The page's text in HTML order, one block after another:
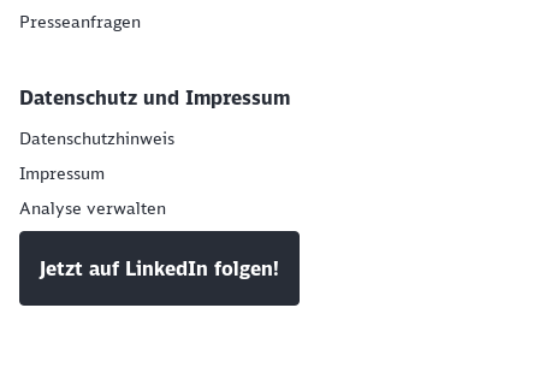
Presseanfragen
Datenschutz und Impressum
Datenschutzhinweis
Impressum
Analyse verwalten
Jetzt auf LinkedIn folgen!